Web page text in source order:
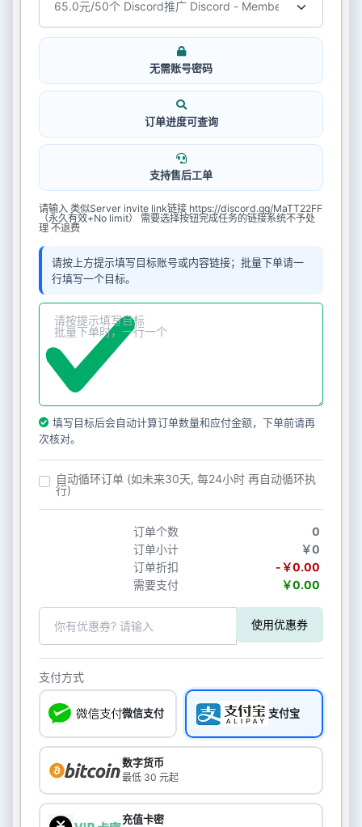
无需账号密码
订单进度可查询
支持售后工单
请输入 类似Server invite link链接 https://discord.gg/MaTT22FF
（永久有效+No limit） 需要选择按钮完成任务的链接系统不予处
理 不退费
请按上方提示填写目标账号或内容链接；批量下单请一
行填写一个目标。
填写目标后会自动计算订单数量和应付金额，下单前请再
次核对。
自动循环订单 (如未来30天, 每24小时 再自动循环执
行)
订单个数
0
订单小计
￥0
订单折扣
-￥0.00
需要支付
￥0.00
使用优惠券
支付方式
微信支付 支付宝
数字货币
最低 30 元起
充值卡密